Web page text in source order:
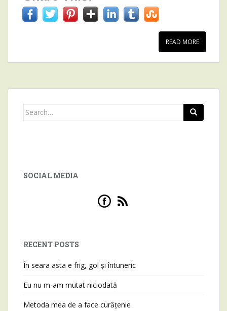
READ MORE
Search for:
SOCIAL MEDIA
RECENT POSTS
În seara asta e frig, gol și întuneric
Eu nu m-am mutat niciodată
Metoda mea de a face curățenie